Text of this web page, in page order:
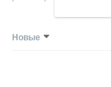
Новые